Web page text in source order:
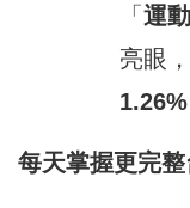
「運
亮眼
1.26%
每天掌握更完整